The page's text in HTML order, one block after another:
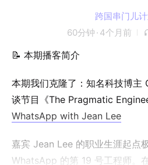
跨国串门儿
60分钟 · 4个月前
📝 本期播客简介
本期我们克隆了：知名科技博
谈节目《The Pragmatic
WhatsApp with Jean Lee
嘉宾 Jean Lee 的职业生涯起
WhatsApp 的第 19 号工程师。